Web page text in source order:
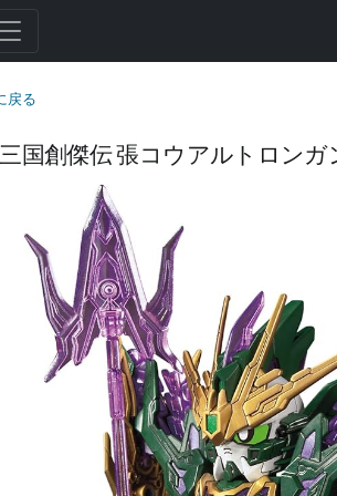
戻る
国創傑伝 張コウアルトロンガ